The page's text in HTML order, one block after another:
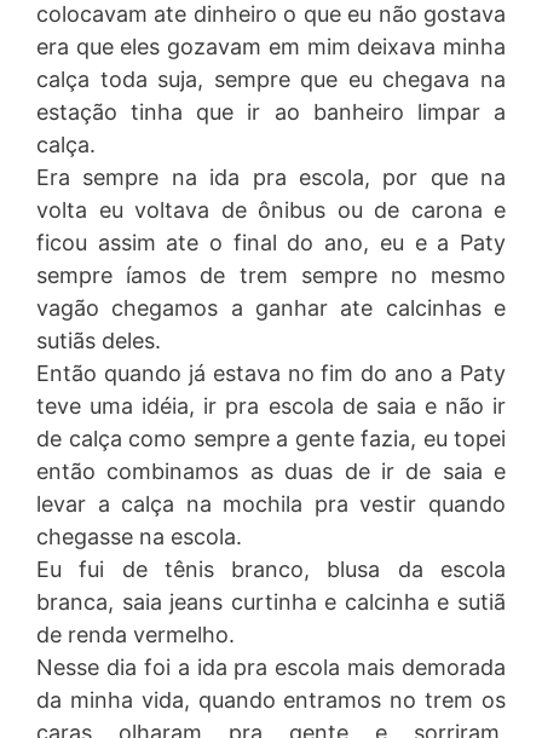
colocavam ate dinheiro o que eu não gostava
era que eles gozavam em mim deixava minha
calça toda suja, sempre que eu chegava na
estação tinha que ir ao banheiro limpar a
calça.
Era sempre na ida pra escola, por que na
volta eu voltava de ônibus ou de carona e
ficou assim ate o final do ano, eu e a Paty
sempre íamos de trem sempre no mesmo
vagão chegamos a ganhar ate calcinhas e
sutiãs deles.
Então quando já estava no fim do ano a Paty
teve uma idéia, ir pra escola de saia e não ir
de calça como sempre a gente fazia, eu topei
então combinamos as duas de ir de saia e
levar a calça na mochila pra vestir quando
chegasse na escola.
Eu fui de tênis branco, blusa da escola
branca, saia jeans curtinha e calcinha e sutiã
de renda vermelho.
Nesse dia foi a ida pra escola mais demorada
da minha vida, quando entramos no trem os
caras olharam pra gente e sorriram,